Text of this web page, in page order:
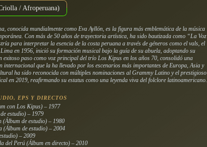
/ Afroperuana)
conocida mundialmente como Eva Ayllón, es la figura más emblemática de la música
Con más de 50 años de trayectoria artística, ha sido bautizada como “La Voz
para interpretar la esencia de la costa peruana a través de géneros como el vals, el
en 1956, inició su formación musical bajo la guía de su abuela, adoptando su
exitoso paso como voz principal del trío Los Kipus en los años 70, consolidó una
internacional que la ha llevado por los escenarios más importantes de Europa, Asia y
ha sido reconocida con múltiples nominaciones al Grammy Latino y el prestigioso
en 2019, reafirmando su estatus como una leyenda viva del folclore latinoamericano.
EPS Y DIRECTOS
con Los Kipus) – 1977
estudio) – 1979
(Álbum de estudio) – 1980
(Álbum de estudio) – 2004
– 2009
del Perú (Álbum en directo) – 2010